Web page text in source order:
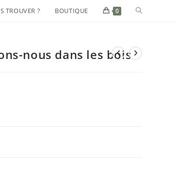
TROUVER ? BOUTIQUE 0
nous dans les bois